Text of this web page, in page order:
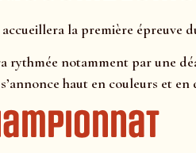
la première
notamment par une
haut en couleurs et